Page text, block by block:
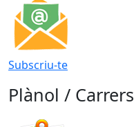
Subscriu-te
Plànol / Carrers